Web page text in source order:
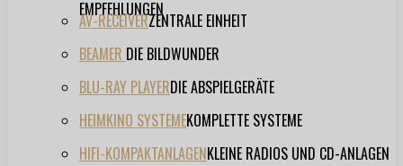
EMPFEHLUNGEN
AV-RECEIVERZENTRALE EINHEIT
BEAMER DIE BILDWUNDER
BLU-RAY PLAYERDIE ABSPIELGERÄTE
HEIMKINO SYSTEMEKOMPLETTE SYSTEME
HIFI-KOMPAKTANLAGENKLEINE RADIOS UND CD-ANLAGEN